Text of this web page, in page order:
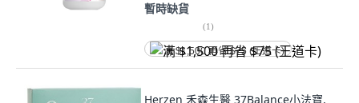
暫時缺貨
(1)
满 $1,500 再省 $75 (王道卡)
Herzen 禾森生醫 37Balance小法寶,